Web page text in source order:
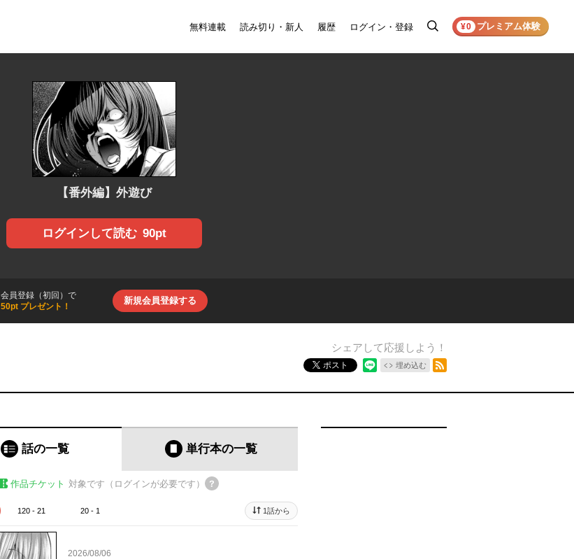
無料連載 読み切り・新人 履歴 ログイン・登録
検
¥0 プレミアム体験
【番外編】外遊び
ログインして読む 90pt
会員登録（初回）で
50pt プレゼント！
新規会員登録する
シェアして応援しよう！
ポスト 埋め込む
話の一覧 単行本の一覧
作品チケット 対象です（ログインが必要です）
120 - 21 20 - 1 1話から
2026/08/06